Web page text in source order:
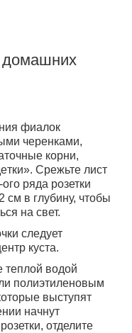
фиалок
черенками,
корни,
Срежьте лист
ряда розетки
см в глубину, чтобы
на свет.
следует
куста.
теплой водой
полиэтиленовым
выступят
начнут
отделите